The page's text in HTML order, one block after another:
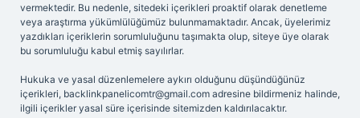
vermektedir. Bu nedenle, sitedeki içerikleri proaktif olarak denetleme
veya araştırma yükümlülüğümüz bulunmamaktadır. Ancak, üyelerimiz
yazdıkları içeriklerin sorumluluğunu taşımakta olup, siteye üye olarak
bu sorumluluğu kabul etmiş sayılırlar.
Hukuka ve yasal düzenlemelere aykırı olduğunu düşündüğünüz
içerikleri, backlinkpanelicomtr@gmail.com adresine bildirmeniz halinde,
ilgili içerikler yasal süre içerisinde sitemizden kaldırılacaktır.